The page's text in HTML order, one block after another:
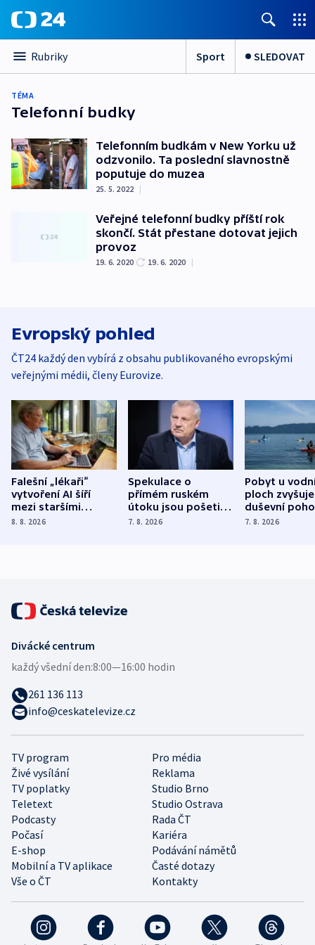
Rubriky Sport SLEDOVAT
TÉMA
Telefonní budky
Telefonním budkám v New Yorku už
odzvonilo. Ta poslední slavnostně
poputuje do muzea
25. 5. 2022 |
Veřejné telefonní budky příští rok
skončí. Stát přestane dotovat jejich
provoz
19. 6. 2020 19. 6. 2020 |
Evropský pohled
ČT24 každý den vybírá z obsahu publikovaného evropskými
veřejnými médii, členy Eurovize.
Falešní „lékaři“
vytvoření AI šíří
mezi staršími
Poláky nebezpečné
8. 8. 2026
Spekulace o
přímém ruském
útoku jsou pošetilé,
míní estonský
7. 8. 2026
Pobyt u
ploch zvyšuje
duševní
ukázala
7. 8. 2026
TV program
Pro média
Živé vysílání
Reklama
TV poplatky
Studio Brno
Teletext
Studio Ostrava
Podcasty
Rada ČT
Počasí
Kariéra
E-shop
Podávání námětů
Mobilní a TV aplikace
Časté dotazy
Vše o ČT
Kontakty
Divácké centrum
každý všední den:8:00—16:00 hodin
261 136 113
info@ceskatelevize.cz